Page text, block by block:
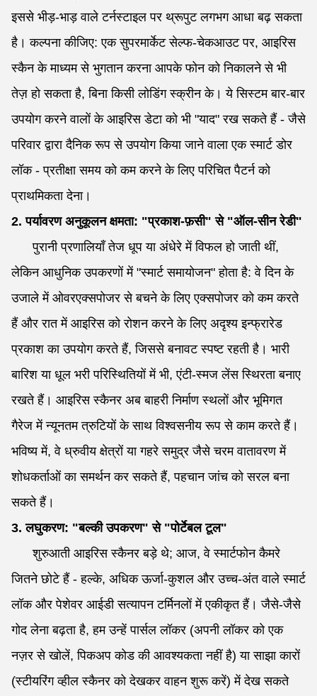
इससे भीड़-भाड़ वाले टर्नस्टाइल पर थ्रूपुट लगभग आधा बढ़ सकता
है। कल्पना कीजिए: एक सुपरमार्केट सेल्फ-चेकआउट पर, आइरिस
स्कैन के माध्यम से भुगतान करना आपके फोन को निकालने से भी
तेज़ हो सकता है, बिना किसी लोडिंग स्क्रीन के। ये सिस्टम बार-बार
उपयोग करने वालों के आइरिस डेटा को भी "याद" रख सकते हैं - जैसे
परिवार द्वारा दैनिक रूप से उपयोग किया जाने वाला एक स्मार्ट डोर
लॉक - प्रतीक्षा समय को कम करने के लिए परिचित पैटर्न को
प्राथमिकता देना।
2. पर्यावरण अनुकूलन क्षमता: "प्रकाश-फ़सी" से "ऑल-सीन रेडी"
पुरानी प्रणालियाँ तेज धूप या अंधेरे में विफल हो जाती थीं,
लेकिन आधुनिक उपकरणों में "स्मार्ट समायोजन" होता है: वे दिन के
उजाले में ओवरएक्सपोजर से बचने के लिए एक्सपोजर को कम करते
हैं और रात में आइरिस को रोशन करने के लिए अदृश्य इन्फ्रारेड
प्रकाश का उपयोग करते हैं, जिससे बनावट स्पष्ट रहती है। भारी
बारिश या धूल भरी परिस्थितियों में भी, एंटी-स्मज लेंस स्थिरता बनाए
रखते हैं। आइरिस स्कैनर अब बाहरी निर्माण स्थलों और भूमिगत
गैरेज में न्यूनतम त्रुटियों के साथ विश्वसनीय रूप से काम करते हैं।
भविष्य में, वे ध्रुवीय क्षेत्रों या गहरे समुद्र जैसे चरम वातावरण में
शोधकर्ताओं का समर्थन कर सकते हैं, पहचान जांच को सरल बना
सकते हैं।
3. लघुकरण: "बल्की उपकरण" से "पोर्टेबल टूल"
शुरुआती आइरिस स्कैनर बड़े थे; आज, वे स्मार्टफोन कैमरे
जितने छोटे हैं - हल्के, अधिक ऊर्जा-कुशल और उच्च-अंत वाले स्मार्ट
लॉक और पेशेवर आईडी सत्यापन टर्मिनलों में एकीकृत हैं। जैसे-जैसे
गोद लेना बढ़ता है, हम उन्हें पार्सल लॉकर (अपनी लॉकर को एक
नज़र से खोलें, पिकअप कोड की आवश्यकता नहीं है) या साझा कारों
(स्टीयरिंग व्हील स्कैनर को देखकर वाहन शुरू करें) में देख सकते